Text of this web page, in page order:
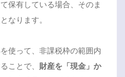
保有している場合、そのま
なります。
使って、非課税枠の範囲内
ことで、 財産を「現金」か